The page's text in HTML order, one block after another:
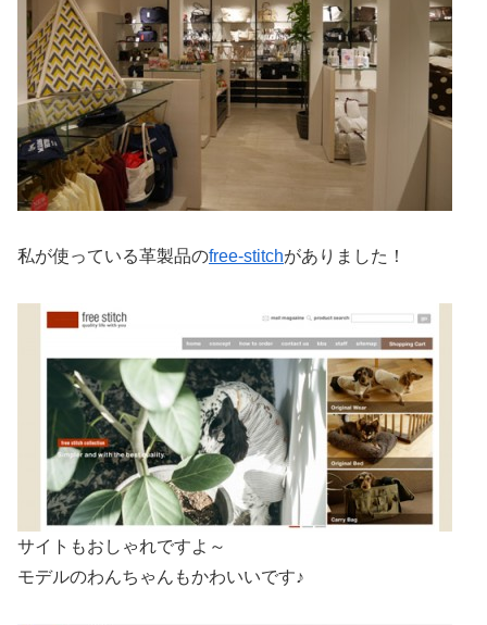
私が使っている革製品のfree-stitchがありました！
サイトもおしゃれですよ～
モデルのわんちゃんもかわいいです♪